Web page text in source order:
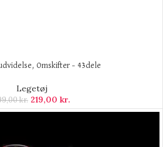
udvidelse, Omskifter – 43dele
Legetøj
kr. 219,00 kr.